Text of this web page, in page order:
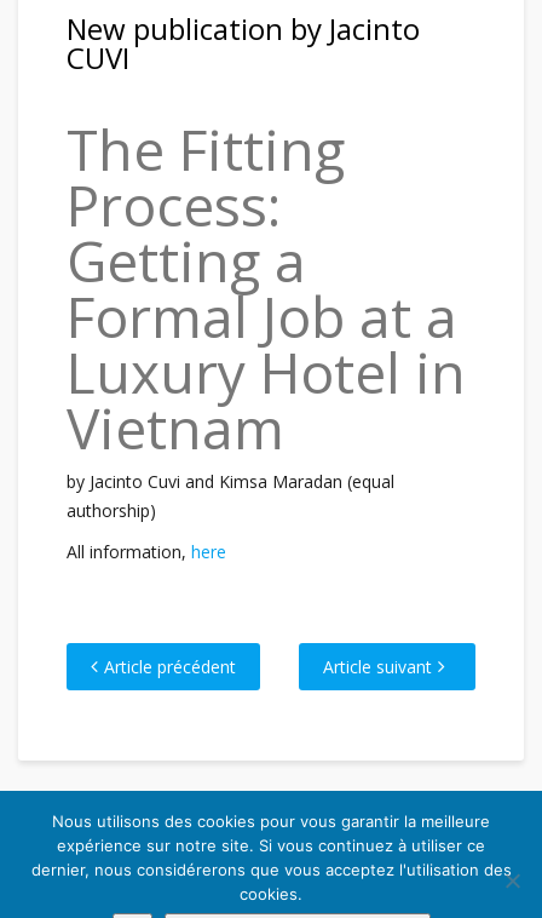
New publication by Jacinto
CUVI
The Fitting
Process:
Getting a
Formal Job at a
Luxury Hotel in
Vietnam
by Jacinto Cuvi and Kimsa Maradan (equal
authorship)
All information, here
Article précédent Article suivant
SITE WEB DÉVELOPPÉ PARJEAN-FRANÇOIS CHEVALIER
Nous utilisons des cookies pour vous garantir la meilleure
expérience sur notre site. Si vous continuez à utiliser ce
dernier, nous considérerons que vous acceptez l'utilisation des
cookies.